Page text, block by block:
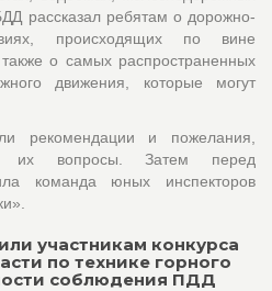
рассказал ребятам о дорожно-
происходящих по вине
о самых распространенных
движения, которые могут
рекомендации и пожелания,
их вопросы. Затем перед
команда юных инспекторов
участникам конкурса
по технике горного
соблюдения ПДД